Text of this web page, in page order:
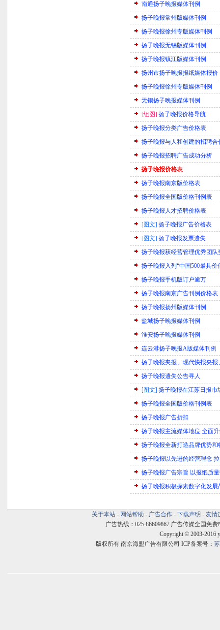
南通扬子晚报媒体刊例
扬子晚报常州版媒体刊例
扬子晚报徐州专版媒体刊例
扬子晚报无锡版媒体刊例
扬子晚报镇江版媒体刊例
扬州市扬子晚报报纸媒体报价
扬子晚报徐州专版媒体刊例
无锡扬子晚报媒体刊例
[组图] 扬子晚报价格导航
扬子晚报分类广告价格表
扬子晚报与人和创建的招聘合
扬子晚报招聘广告成功分析
扬子晚报价格表
扬子晚报南京版价格表
扬子晚报全国版价格刊例表
扬子晚报人才招聘价格表
[图文] 扬子晚报广告价格表
[图文] 扬子晚报发票遗失
扬子晚报获经营管理优秀团队
扬子晚报入列“中国500最具价
扬子晚报手机版订户逾万
扬子晚报南京广告刊例价格表
扬子晚报扬州版媒体刊例
盐城扬子晚报媒体刊例
淮安扬子晚报媒体刊例
连云港扬子晚报A版媒体刊例
扬子晚报夹报、现代快报夹报
扬子晚报遗失公告寻人
[图文] 扬子晚报在江苏日报市
扬子晚报全国版价格刊例表
扬子晚报广告折扣
扬子晚报主流媒体地位 全面
扬子晚报全新打造品牌优势和
扬子晚报以先进的经营理念
扬子晚报广告宗旨 以报纸质
扬子晚报积极探索数字化发展
关于本站 - 网站帮助 - 广告合作 - 下载声明 - 友情
广告热线：025-86609867 广告传媒全国免费
Copyright © 2003-2016
版权所有 南京海盟广告有限公司 ICP备案号：